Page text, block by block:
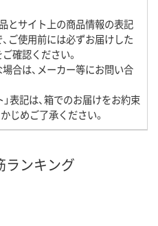
とサイト上の商品情報の表記
ご使用前には必ずお届けした
確認ください。
合は、メーカー等にお問い合
表記は、箱でのお届けをお約束
じめご了承ください。
ランキング